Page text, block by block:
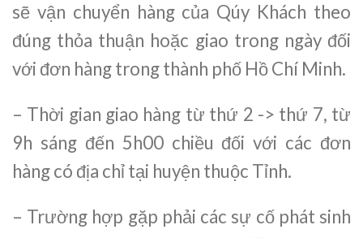
sẽ vận chuyển hàng của Qúy Khách theo
đúng thỏa thuận hoặc giao trong ngày đối
với đơn hàng trong thành phố Hồ Chí Minh.
– Thời gian giao hàng từ thứ 2 -> thứ 7, từ
9h sáng đến 5h00 chiều đối với các đơn
hàng có địa chỉ tại huyện thuộc Tỉnh.
– Trường hợp gặp phải các sự cố phát sinh